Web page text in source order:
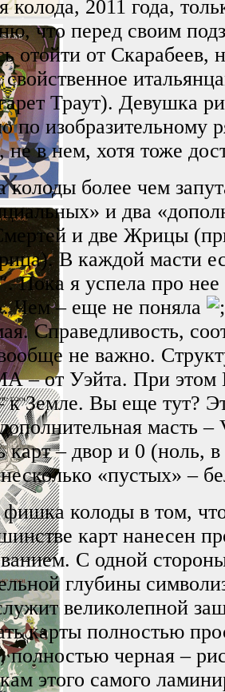
колода, 2011 года,
что перед своим
отойти от Скарабеев,
свойственное
Траут). Девушка
по изобразительному
в нем, хотя тоже
колоды более чем
и два
и две Жрицы
В каждой масти
Пока я успела про
Чем – еще не поняла
Справедливость,
не важно.
– от Уэйта. При этом
к Земле. Вы еще тут?
масть
карт – двор и 0 (ноль,
«пустых» –
колоды в том,
карт нанесен
С одной
глубины
великолепной
карты полностью
полностью черная –
этого самого